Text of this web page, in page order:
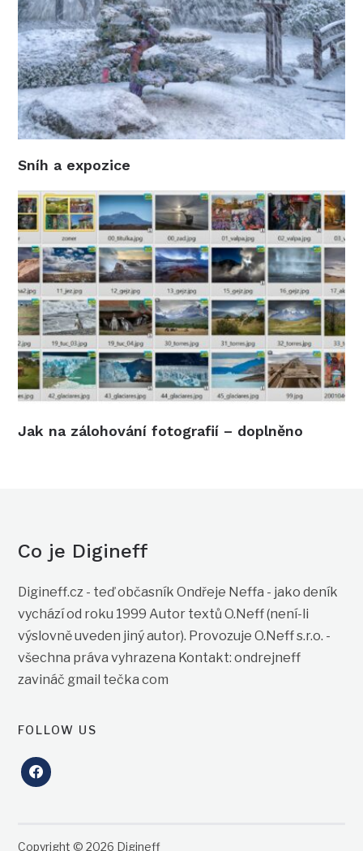
Sníh a expozice
Jak na zálohování fotografií – doplněno
Co je Digineff
Digineff.cz - teď občasník Ondřeje Neffa - jako deník
vychází od roku 1999 Autor textů O.Neff (není-li
výslovně uveden jiný autor). Provozuje O.Neff s.r.o. -
všechna práva vyhrazena Kontakt: ondrejneff
zavináč gmail tečka com
FOLLOW US
facebook
Copyright © 2026 Digineff